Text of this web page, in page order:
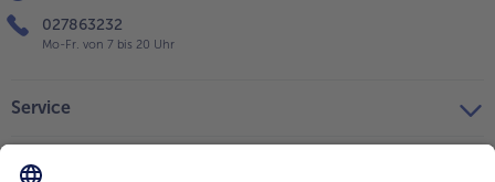
027863232
Mo-Fr. von 7 bis 20 Uhr
Service
Über bofrost*